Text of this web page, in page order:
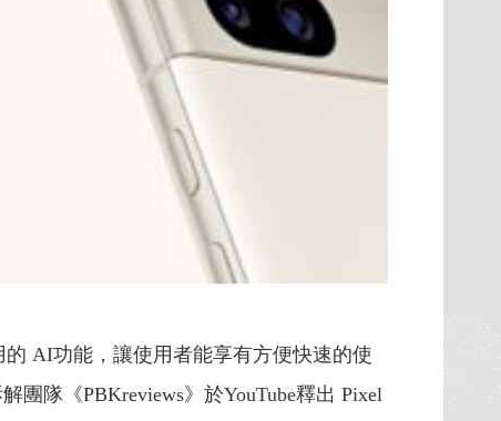
AI功能，讓使用者能享有方便快速的使
團隊《PBKreviews》於YouTube釋出 Pixel